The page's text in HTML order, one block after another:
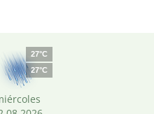
27°C
27°C